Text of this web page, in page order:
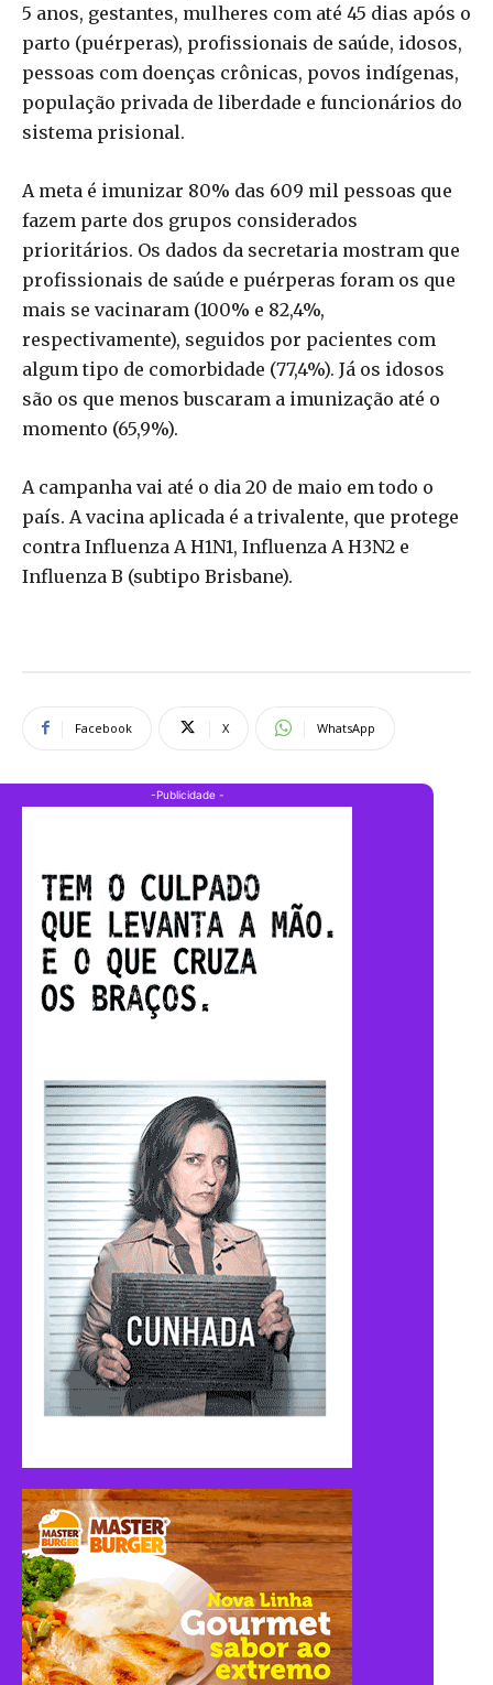
5 anos, gestantes, mulheres com até 45 dias após o
parto (puérperas), profissionais de saúde, idosos,
pessoas com doenças crônicas, povos indígenas,
população privada de liberdade e funcionários do
sistema prisional.
A meta é imunizar 80% das 609 mil pessoas que
fazem parte dos grupos considerados
prioritários. Os dados da secretaria mostram que
profissionais de saúde e puérperas foram os que
mais se vacinaram (100% e 82,4%,
respectivamente), seguidos por pacientes com
algum tipo de comorbidade (77,4%). Já os idosos
são os que menos buscaram a imunização até o
momento (65,9%).
A campanha vai até o dia 20 de maio em todo o
país. A vacina aplicada é a trivalente, que protege
contra Influenza A H1N1, Influenza A H3N2 e
Influenza B (subtipo Brisbane).
Facebook X WhatsApp
-Publicidade -